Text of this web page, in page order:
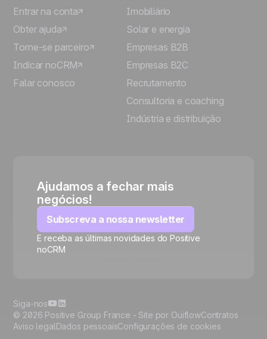
Manage cookies
Entrar na conta
Obter ajuda
Torne-se parceiro
Indicar noCRM
Falar conosco
Imobiliário
Solar e energia
Empresas B2B
Empresas B2C
Recrutamento
Consultoria e coaching
Indústria e distribuição
Ajudamos a fechar mais
negócios!
Subscreva a nossa newsletter
E receba as últimas novidades do Positive
noCRM
© 2026 Positive Group France - Site por OuiflowContratos
Aviso legalDados pessoaisConfigurações de cookies
Siga-nos